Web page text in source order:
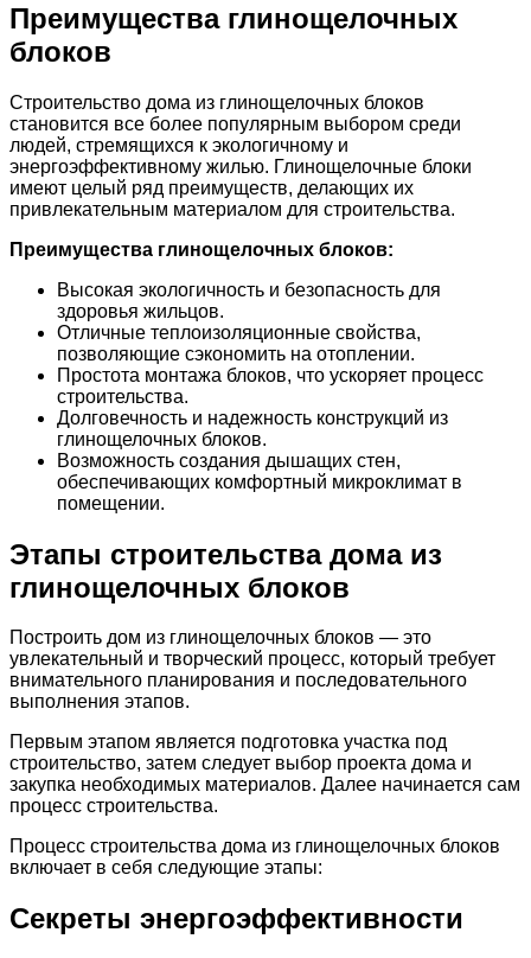
Преимущества глинощелочных
блоков
Строительство дома из глинощелочных блоков
становится все более популярным выбором среди
людей, стремящихся к экологичному и
энергоэффективному жилью. Глинощелочные блоки
имеют целый ряд преимуществ, делающих их
привлекательным материалом для строительства.
Преимущества глинощелочных блоков:
Высокая экологичность и безопасность для
здоровья жильцов.
Отличные теплоизоляционные свойства,
позволяющие сэкономить на отоплении.
Простота монтажа блоков, что ускоряет процесс
строительства.
Долговечность и надежность конструкций из
глинощелочных блоков.
Возможность создания дышащих стен,
обеспечивающих комфортный микроклимат в
помещении.
Этапы строительства дома из
глинощелочных блоков
Построить дом из глинощелочных блоков — это
увлекательный и творческий процесс, который требует
внимательного планирования и последовательного
выполнения этапов.
Первым этапом является подготовка участка под
строительство, затем следует выбор проекта дома и
закупка необходимых материалов. Далее начинается сам
процесс строительства.
Процесс строительства дома из глинощелочных блоков
включает в себя следующие этапы:
Секреты энергоэффективности